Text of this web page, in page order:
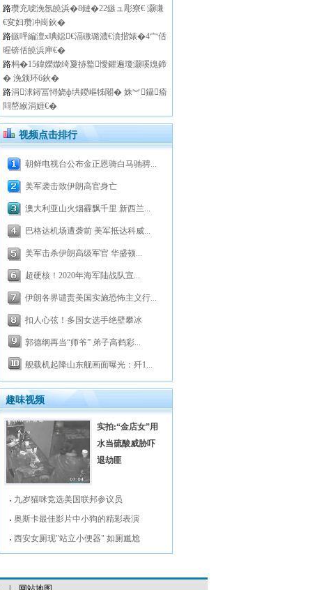
路瓒充唬浼氬皢浜�8鏈�22鏃ュ彫寮€ 灏嗛
€変妇瓒冲崗鈥�
路鏃呯編澶х唺鐚€滆礉璐濃€濆揩婊�4宀佸
暒锛佸皢浜庘€�
路杩�15鍏嬫媺绮夐捇鐜懓鑺遍瓊灏嗘媿鍗
� 浼颁环6鈥�
路涓浗鐞冨憳娆ф垬鍐嶇牬闂� 姝︾鑷瘉
閰嶅緱涓娾€�
视频点击排行
朝鲜电视台公布金正恩骑白马驰骋...
美军袭击致伊朗高官身亡
澳大利亚山火烟霾飘千里 新西兰...
巴格达机场遭袭前 美军抵达科威...
美军击杀伊朗高级军官 华盛顿...
超硬核！2020年海军陆战队宣...
伊朗各界谴责美国实施恐怖主义行...
扣人心弦！多国女选手绝壁攀冰
郭德纲再当“师爷” 弟子高鹤彩...
舰载机起降山东舰画面曝光：歼1...
趣味视频
实拍:“金店女”用
水当硫酸威胁吓
退劫匪
九岁猫咪竞选美国联邦参议员
奥斯卡最佳影片中小狗的精彩表演
西安女厕现"站立小便器" 如厕尴尬